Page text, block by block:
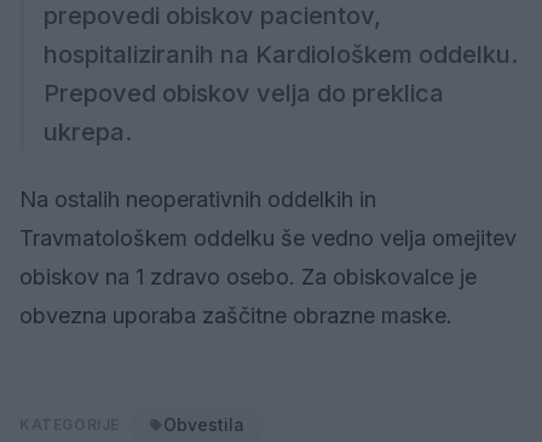
prepovedi obiskov pacientov,
hospitaliziranih na Kardiološkem oddelku.
Prepoved obiskov velja do preklica
ukrepa.
Na ostalih neoperativnih oddelkih in
Travmatološkem oddelku še vedno velja omejitev
obiskov na 1 zdravo osebo. Za obiskovalce je
obvezna uporaba zaščitne obrazne maske.
Obvestila